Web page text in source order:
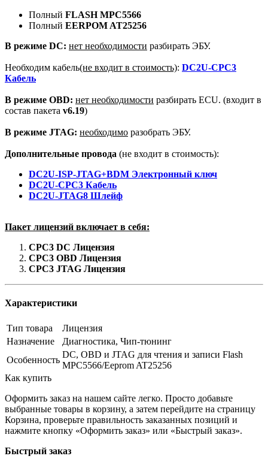
Полный FLASH MPC5566
Полный EERPOM AT25256
В режиме DC: нет необходимости разбирать ЭБУ.
Необходим кабель(не входит в стоимость): DC2U-CPC3
Кабель
В режиме OBD: нет необходимости разбирать ECU. (входит в
состав пакета v6.19)
В режиме JTAG: необходимо разобрать ЭБУ.
Дополнительные провода (не входит в стоимость):
DC2U-ISP-JTAG+BDM Электронный ключ
DC2U-CPC3 Кабель
DC2U-JTAG8 Шлейф
Пакет лицензий включает в себя:
CPC3 DC Лицензия
CPC3 OBD Лицензия
CPC3 JTAG Лицензия
Характеристики
Тип товара
Лицензия
Назначение
Диагностика, Чип-тюнинг
Особенность
DC, OBD и JTAG для чтения и записи Flash
MPC5566/Eeprom AT25256
Как купить
Оформить заказ на нашем сайте легко. Просто добавьте
выбранные товары в корзину, а затем перейдите на страницу
Корзина, проверьте правильность заказанных позиций и
нажмите кнопку «Оформить заказ» или «Быстрый заказ».
Быстрый заказ